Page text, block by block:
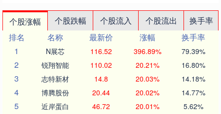
个股涨幅 个股跌幅 个股流入 个股流出
换手率
排名
名称 最新价 涨幅
换手率
1
N展芯 116.52 396.89% 79.39%
2 锐翔智能 110.02 20.21% 16.80%
3 志特新材 14.8 20.03% 14.18%
4 博腾股份 20.44 20.02% 14.77%
5 近岸蛋白 46.72 20.01% 5.62%